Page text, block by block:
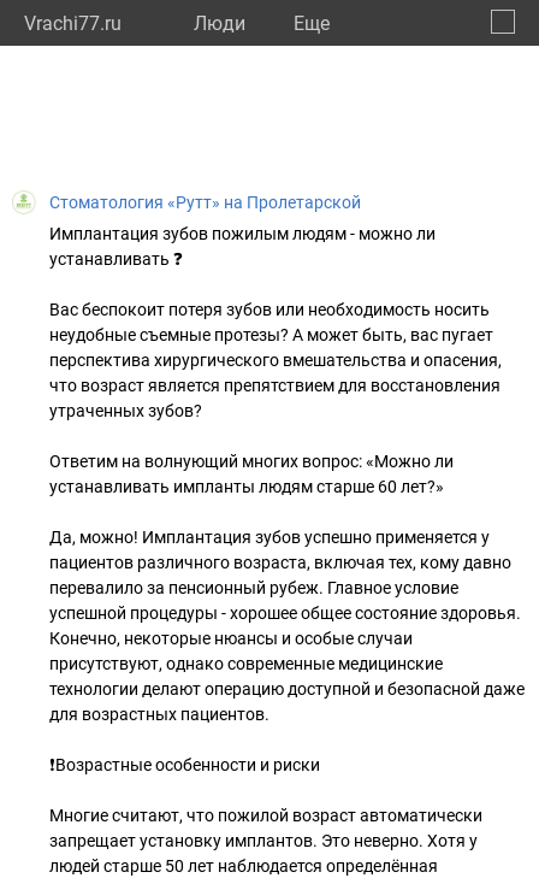
Vrachi77.ru Люди Eще
Стоматология «Рутт» на Пролетарской
Имплантация зубов пожилым людям - можно ли
устанавливать ❓
Вас беспокоит потеря зубов или необходимость носить
неудобные съемные протезы? А может быть, вас пугает
перспектива хирургического вмешательства и опасения,
что возраст является препятствием для восстановления
утраченных зубов?
Ответим на волнующий многих вопрос: «Можно ли
устанавливать импланты людям старше 60 лет?»
Да, можно! Имплантация зубов успешно применяется у
пациентов различного возраста, включая тех, кому давно
перевалило за пенсионный рубеж. Главное условие
успешной процедуры - хорошее общее состояние здоровья.
Конечно, некоторые нюансы и особые случаи
присутствуют, однако современные медицинские
технологии делают операцию доступной и безопасной даже
для возрастных пациентов.
❗️Возрастные особенности и риски
Многие считают, что пожилой возраст автоматически
запрещает установку имплантов. Это неверно. Хотя у
людей старше 50 лет наблюдается определённая